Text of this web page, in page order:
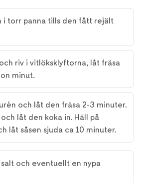
i torr panna tills den fått rejält
riv i vitlöksklyftorna, låt fräsa
minut.
och låt den fräsa 2-3 minuter.
låt den koka in. Häll på
låt såsen sjuda ca 10 minuter.
och eventuellt en nypa